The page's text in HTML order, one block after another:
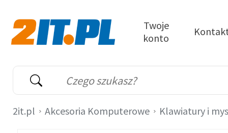
Wyszukiwarka
Słowo kluczowe
Twoje
konto
2it.pl Akcesoria Komputerowe Klawiatury i